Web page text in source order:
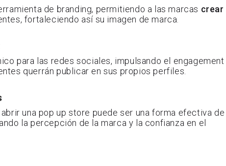
de branding, permitiendo a las marcas crear
fortaleciendo así su imagen de marca.
para las redes sociales, impulsando el engagement
querrán publicar en sus propios perfiles.
una pop up store puede ser una forma efectiva de
la percepción de la marca y la confianza en el